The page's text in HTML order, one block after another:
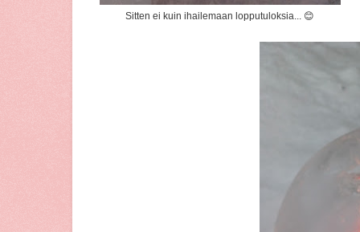
Sitten ei kuin ihailemaan lopputuloksia... 😊